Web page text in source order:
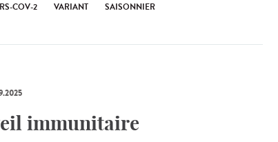
COV-2 VARIANT SAISONNIER
immunitaire